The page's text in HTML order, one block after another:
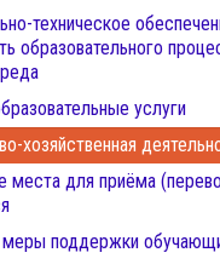
техническое
образовательного
услуги
хозяйственная
места для приёма
меры поддержки